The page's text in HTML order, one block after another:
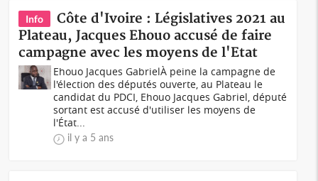
Info
Côte d'Ivoire : Législatives 2021 au
Plateau, Jacques Ehouo accusé de faire
campagne avec les moyens de l'Etat
Ehouo Jacques GabrielÀ peine la campagne de
l'élection des députés ouverte, au Plateau le
candidat du PDCI, Ehouo Jacques Gabriel, député
sortant est accusé d'utiliser les moyens de
l'État...
il y a 5 ans